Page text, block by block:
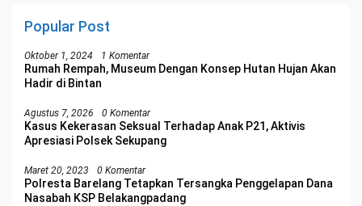
Popular Post
Oktober 1, 2024 1 Komentar
Rumah Rempah, Museum Dengan Konsep Hutan Hujan Akan
Hadir di Bintan
Agustus 7, 2026 0 Komentar
Kasus Kekerasan Seksual Terhadap Anak P21, Aktivis
Apresiasi Polsek Sekupang
Maret 20, 2023 0 Komentar
Polresta Barelang Tetapkan Tersangka Penggelapan Dana
Nasabah KSP Belakangpadang